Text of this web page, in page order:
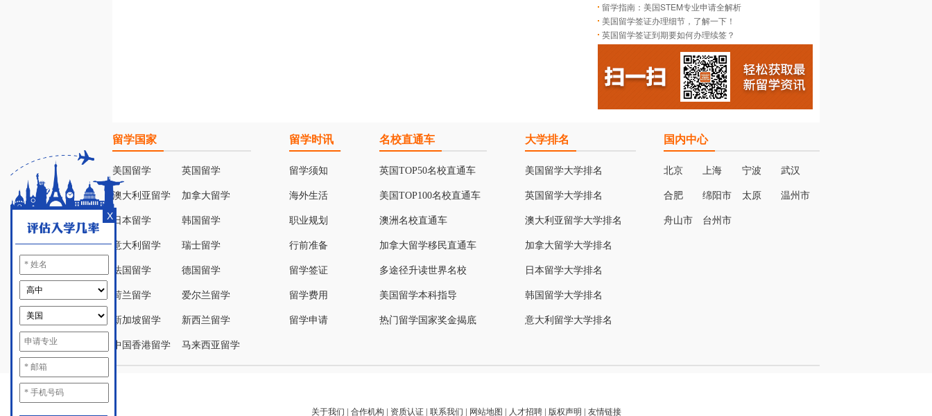
留学指南：美国STEM专业申请全解析
美国留学签证办理细节，了解一下！
英国留学签证到期要如何办理续签？
X
留学国家
美国留学 英国留学
澳大利亚留学 加拿大留学
日本留学 韩国留学
意大利留学 瑞士留学
法国留学 德国留学
荷兰留学 爱尔兰留学
新加坡留学 新西兰留学
中国香港留学 马来西亚留学
留学时讯
留学须知
海外生活
职业规划
行前准备
留学签证
留学费用
留学申请
名校直通车
英国TOP50名校直通车
美国TOP100名校直通车
澳洲名校直通车
加拿大留学移民直通车
多途径升读世界名校
美国留学本科指导
热门留学国家奖金揭底
大学排名
美国留学大学排名
英国留学大学排名
澳大利亚留学大学排名
加拿大留学大学排名
日本留学大学排名
韩国留学大学排名
意大利留学大学排名
国内中心
北京 上海 宁波 武汉
合肥 绵阳市 太原 温州市
舟山市 台州市
关于我们 | 合作机构 | 资质认证| 联系我们 | 网站地图 | 人才招聘| 版权声明 | 友情链接